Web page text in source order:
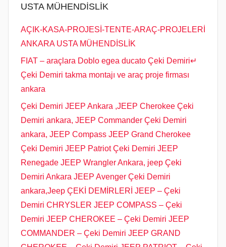
USTA MÜHENDİSLİK
AÇIK-KASA-PROJESİ-TENTE-ARAÇ-PROJELERİ
ANKARA USTA MÜHENDİSLİK
FIAT – araçlara Doblo egea ducato Çeki Demiri↵
Çeki Demiri takma montajı ve araç proje firması
ankara
Çeki Demiri JEEP Ankara ,JEEP Cherokee Çeki
Demiri ankara, JEEP Commander Çeki Demiri
ankara, JEEP Compass JEEP Grand Cherokee
Çeki Demiri JEEP Patriot Çeki Demiri JEEP
Renegade JEEP Wrangler Ankara, jeep Çeki
Demiri Ankara JEEP Avenger Çeki Demiri
ankara,Jeep ÇEKİ DEMİRLERİ JEEP – Çeki
Demiri CHRYSLER JEEP COMPASS – Çeki
Demiri JEEP CHEROKEE – Çeki Demiri JEEP
COMMANDER – Çeki Demiri JEEP GRAND